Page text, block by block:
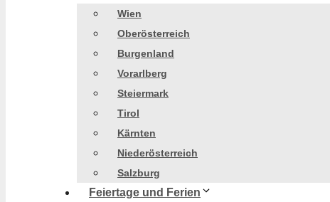
Wien
Oberösterreich
Burgenland
Vorarlberg
Steiermark
Tirol
Kärnten
Niederösterreich
Salzburg
Feiertage und Ferien